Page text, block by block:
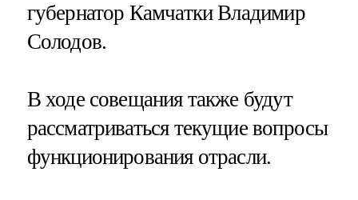
губернатор Камчатки Владимир
Солодов.
В ходе совещания также будут
рассматриваться текущие вопросы
функционирования отрасли.